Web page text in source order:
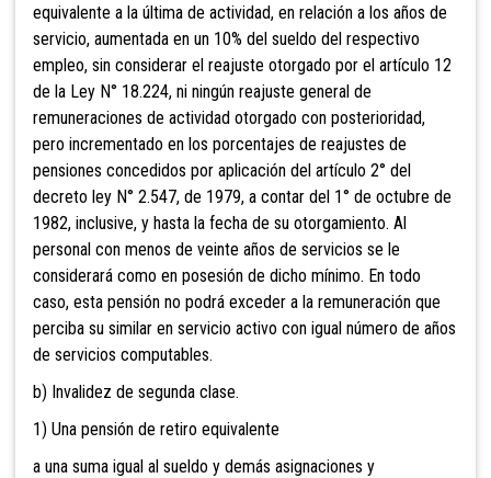
equivalente a la última de actividad, en relación a los años de
servicio, aumentada en un 10% del sueldo del respectivo
empleo, sin considerar el reajuste otorgado por el artículo 12
de la Ley N° 18.224, ni ningún reajuste general de
remuneraciones de actividad otorgado con posterioridad,
pero incrementado en los porcentajes de reajustes de
pensiones concedidos por aplicación del artículo 2° del
decreto ley N° 2.547, de 1979, a contar del 1° de octubre de
1982, inclusive, y hasta la fecha de su otorgamiento. Al
personal con menos de veinte años de servicios se le
considerará como en posesión de dicho mínimo. En todo
caso, esta pensión no podrá exceder a la remuneración que
perciba su similar en servicio activo con igual número de años
de servicios computables.
b) Invalidez de segunda clase.
1) Una pensión de retiro equivalente
a una suma igual al sueldo y demás asignaciones y